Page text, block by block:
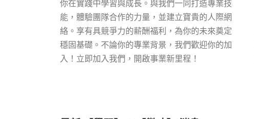
你在實踐中學習與成長。與我們一同打造專業技
能，體驗團隊合作的力量，並建立寶貴的人際網
絡。享有具競爭力的薪酬福利，為你的未來奠定
穩固基礎。不論你的專業背景，我們歡迎你的加
入！立即加入我們，開啟事業新里程！